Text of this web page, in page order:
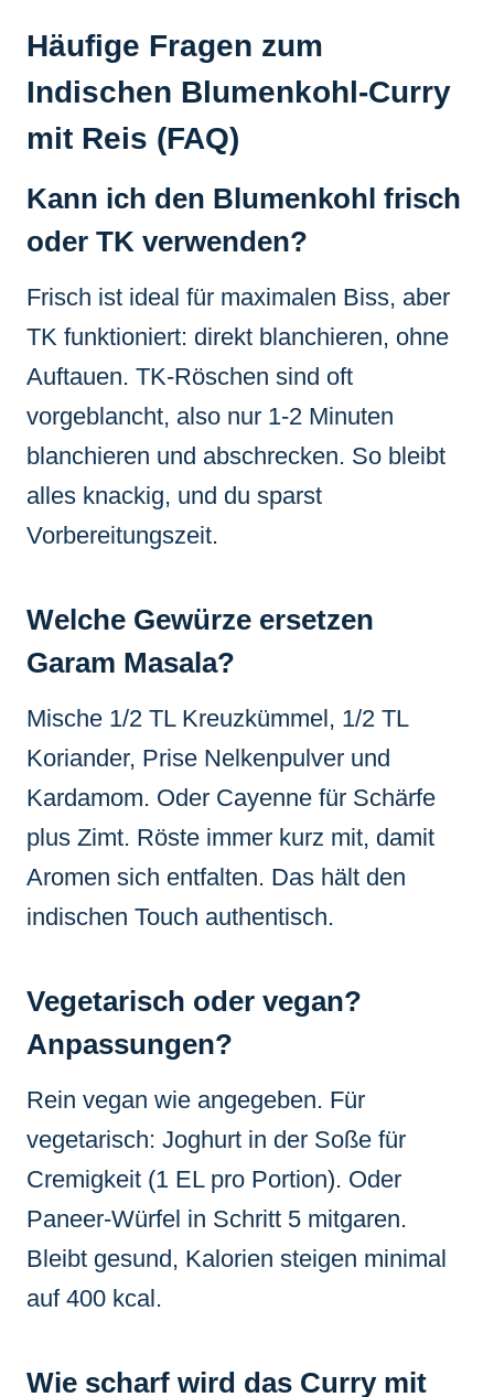
Häufige Fragen zum
Indischen Blumenkohl-Curry
mit Reis (FAQ)
Kann ich den Blumenkohl frisch
oder TK verwenden?
Frisch ist ideal für maximalen Biss, aber
TK funktioniert: direkt blanchieren, ohne
Auftauen. TK-Röschen sind oft
vorgeblancht, also nur 1-2 Minuten
blanchieren und abschrecken. So bleibt
alles knackig, und du sparst
Vorbereitungszeit.
Welche Gewürze ersetzen
Garam Masala?
Mische 1/2 TL Kreuzkümmel, 1/2 TL
Koriander, Prise Nelkenpulver und
Kardamom. Oder Cayenne für Schärfe
plus Zimt. Röste immer kurz mit, damit
Aromen sich entfalten. Das hält den
indischen Touch authentisch.
Vegetarisch oder vegan?
Anpassungen?
Rein vegan wie angegeben. Für
vegetarisch: Joghurt in der Soße für
Cremigkeit (1 EL pro Portion). Oder
Paneer-Würfel in Schritt 5 mitgaren.
Bleibt gesund, Kalorien steigen minimal
auf 400 kcal.
Wie scharf wird das Curry mit